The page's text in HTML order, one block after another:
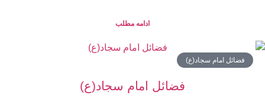
ادامه مطلب
فضائل امام سجاد(ع)
فضائل امام سجاد(ع)